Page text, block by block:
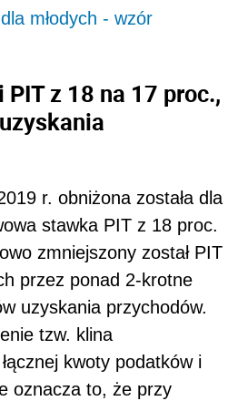
młodych - wzór
z 18 na 17 proc.,
uzyskania
r. obniżona została dla
stawka PIT z 18 proc.
zmniejszony został PIT
przez ponad 2-krotne
uzyskania przychodów.
tzw. klina
kwoty podatków i
oznacza to, że przy